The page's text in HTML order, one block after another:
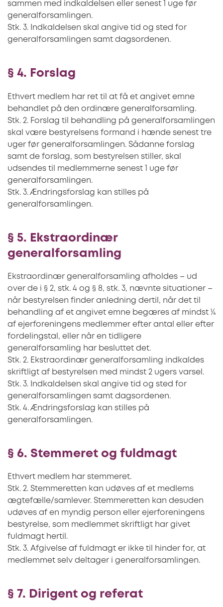
sammen med indkaldelsen eller senest 1 uge før
generalforsamlingen.
Stk. 3. Indkaldelsen skal angive tid og sted for
generalforsamlingen samt dagsordenen.
§ 4. Forslag
Ethvert medlem har ret til at få et angivet emne
behandlet på den ordinære generalforsamling.
Stk. 2. Forslag til behandling på generalforsamlingen
skal være bestyrelsens formand i hænde senest tre
uger før generalforsamlingen. Sådanne forslag
samt de forslag, som bestyrelsen stiller, skal
udsendes til medlemmerne senest 1 uge før
generalforsamlingen.
Stk. 3. Ændringsforslag kan stilles på
generalforsamlingen.
§ 5. Ekstraordinær
generalforsamling
Ekstraordinær generalforsamling afholdes – ud
over de i § 2, stk. 4 og § 8, stk. 3, nævnte situationer –
når bestyrelsen finder anledning dertil, når det til
behandling af et angivet emne begæres af mindst ¼
af ejerforeningens medlemmer efter antal eller efter
fordelingstal, eller når en tidligere
generalforsamling har besluttet det.
Stk. 2. Ekstraordinær generalforsamling indkaldes
skriftligt af bestyrelsen med mindst 2 ugers varsel.
Stk. 3. Indkaldelsen skal angive tid og sted for
generalforsamlingen samt dagsordenen.
Stk. 4. Ændringsforslag kan stilles på
generalforsamlingen.
§ 6. Stemmeret og fuldmagt
Ethvert medlem har stemmeret.
Stk. 2. Stemmeretten kan udøves af et medlems
ægtefælle/samlever. Stemmeretten kan desuden
udøves af en myndig person eller ejerforeningens
bestyrelse, som medlemmet skriftligt har givet
fuldmagt hertil.
Stk. 3. Afgivelse af fuldmagt er ikke til hinder for, at
medlemmet selv deltager i generalforsamlingen.
§ 7. Dirigent og referat